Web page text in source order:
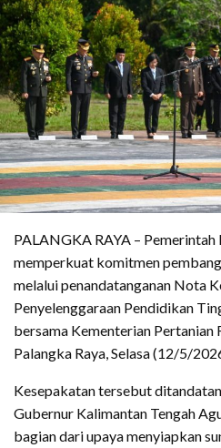
PALANGKA RAYA –
memperkuat komitmen
melalui penandatanganan Nota
Penyelenggaraan Pendidikan
bersama Kementerian Pertanian
Palangka Raya, Selasa (12/5/
Kesepakatan tersebut
Gubernur Kalimantan Tengah
bagian dari upaya menyiapkan